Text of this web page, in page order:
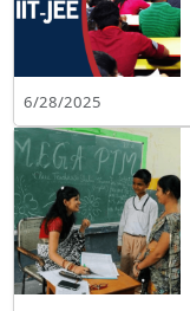
6/28/2025